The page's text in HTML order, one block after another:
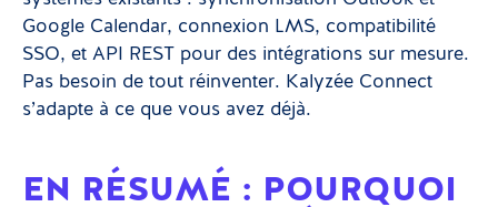
Google Calendar, connexion LMS, compatibilité
SSO, et API REST pour des intégrations sur mesure.
Pas besoin de tout réinventer. Kalyzée Connect
s’adapte à ce que vous avez déjà.
EN RÉSUMÉ : POURQUOI